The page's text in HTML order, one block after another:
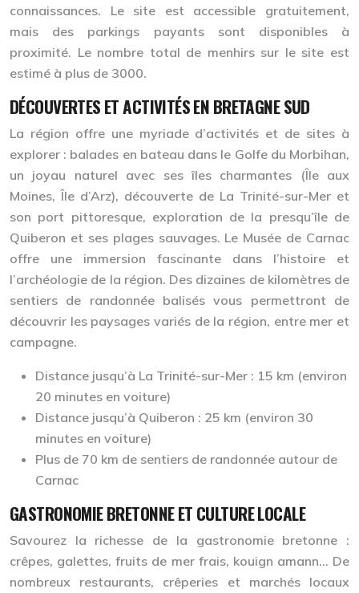
connaissances. Le site est accessible gratuitement,
mais des parkings payants sont disponibles à
proximité. Le nombre total de menhirs sur le site est
estimé à plus de 3000.
DÉCOUVERTES ET ACTIVITÉS EN BRETAGNE SUD
La région offre une myriade d’activités et de sites à
explorer : balades en bateau dans le Golfe du Morbihan,
un joyau naturel avec ses îles charmantes (Île aux
Moines, Île d’Arz), découverte de La Trinité-sur-Mer et
son port pittoresque, exploration de la presqu’île de
Quiberon et ses plages sauvages. Le Musée de Carnac
offre une immersion fascinante dans l’histoire et
l’archéologie de la région. Des dizaines de kilomètres de
sentiers de randonnée balisés vous permettront de
découvrir les paysages variés de la région, entre mer et
campagne.
Distance jusqu’à La Trinité-sur-Mer : 15 km (environ
20 minutes en voiture)
Distance jusqu’à Quiberon : 25 km (environ 30
minutes en voiture)
Plus de 70 km de sentiers de randonnée autour de
Carnac
GASTRONOMIE BRETONNE ET CULTURE LOCALE
Savourez la richesse de la gastronomie bretonne :
crêpes, galettes, fruits de mer frais, kouign amann… De
nombreux restaurants, crêperies et marchés locaux